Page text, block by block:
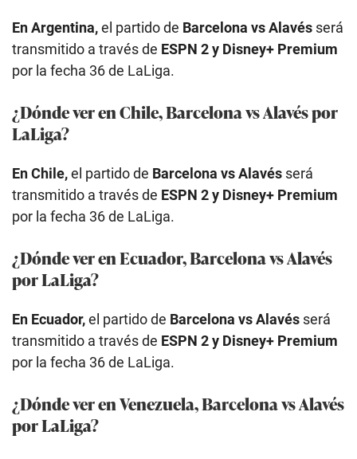
En Argentina,el partido de Barcelona vs Alavés será
transmitido a través de ESPN 2 y Disney+ Premium
por la fecha 36 de LaLiga.
¿Dónde ver en Chile, Barcelona vs Alavés por
LaLiga?
En Chile,el partido de Barcelona vs Alavés será
transmitido a través de ESPN 2 y Disney+ Premium
por la fecha 36 de LaLiga.
¿Dónde ver en Ecuador, Barcelona vs Alavés
por LaLiga?
En Ecuador,el partido de Barcelona vs Alavés será
transmitido a través de ESPN 2 y Disney+ Premium
por la fecha 36 de LaLiga.
¿Dónde ver en Venezuela, Barcelona vs Alavés
por LaLiga?